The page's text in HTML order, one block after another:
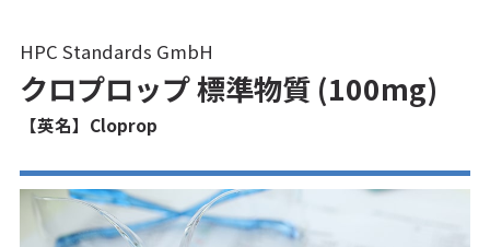
HPC Standards GmbH
クロプロップ 標準物質 (100mg)
【英名】Cloprop